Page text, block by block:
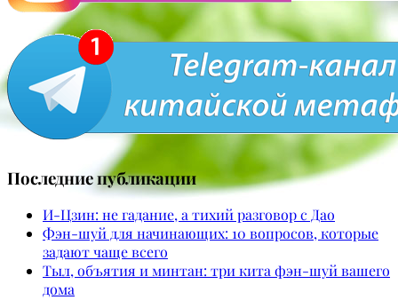
Последние публикации
И-Цзин: не гадание, а тихий разговор с Дао
Фэн-шуй для начинающих: 10 вопросов, которые
задают чаще всего
Тыл, объятия и минтан: три кита фэн-шуй вашего
дома